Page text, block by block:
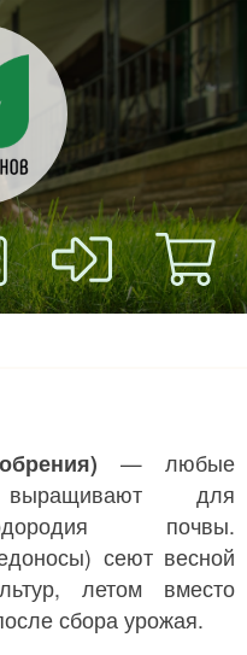
+7(495) 597-82-01
— любые
для
почвы.
сеют весной
летом вместо
сбора урожая.